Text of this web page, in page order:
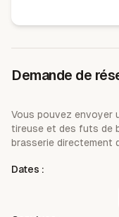
Demande de
Vous pouvez envoyer
tireuse et des futs de
brasserie directement
Dates :